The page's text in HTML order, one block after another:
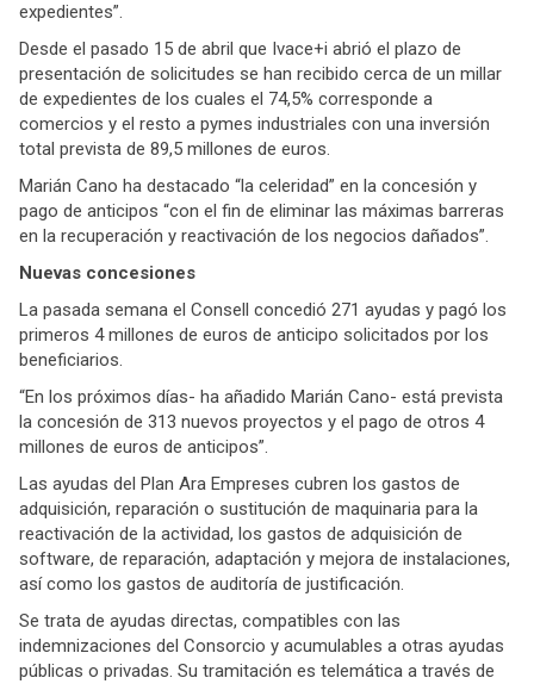
expedientes”.
Desde el pasado 15 de abril que Ivace+i abrió el plazo de
presentación de solicitudes se han recibido cerca de un millar
de expedientes de los cuales el 74,5% corresponde a
comercios y el resto a pymes industriales con una inversión
total prevista de 89,5 millones de euros.
Marián Cano ha destacado “la celeridad” en la concesión y
pago de anticipos “con el fin de eliminar las máximas barreras
en la recuperación y reactivación de los negocios dañados”.
Nuevas concesiones
La pasada semana el Consell concedió 271 ayudas y pagó los
primeros 4 millones de euros de anticipo solicitados por los
beneficiarios.
“En los próximos días- ha añadido Marián Cano- está prevista
la concesión de 313 nuevos proyectos y el pago de otros 4
millones de euros de anticipos”.
Las ayudas del Plan Ara Empreses cubren los gastos de
adquisición, reparación o sustitución de maquinaria para la
reactivación de la actividad, los gastos de adquisición de
software, de reparación, adaptación y mejora de instalaciones,
así como los gastos de auditoría de justificación.
Se trata de ayudas directas, compatibles con las
indemnizaciones del Consorcio y acumulables a otras ayudas
públicas o privadas. Su tramitación es telemática a través de